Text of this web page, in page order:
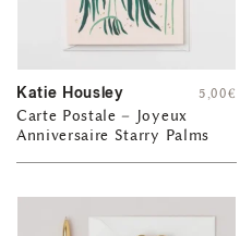
Katie Housley
Carte Postale – Joyeux
Anniversaire Starry Palms
5,00€